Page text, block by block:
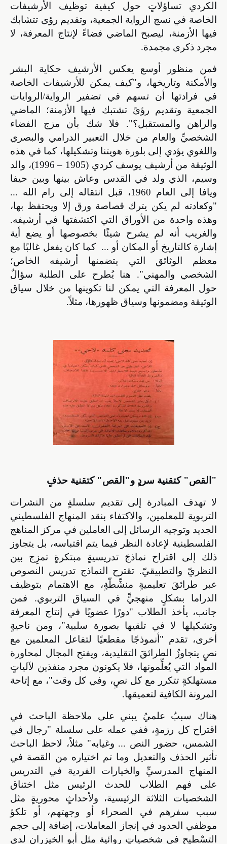
الكردي تساؤلاتٍ حول كيفية توظيف الأرشيفات
الخاصة في نسج الرواية الجمعية، وتقديم رؤى تتشابك
فيها الأزمنة، ليصبح الماضي فضاءً لإنتاج المعرفة، لا
مجرد ذكرى مجمدة.
فمن منظور أوسع يعكس الأرشيف حكاية البشر
والأمكنة وتاريخها، و"كيف يمكن للأرشيفات الخاصة
في فرادتها أن تسهم في تضفير الرواية/الروايات
الجمعية وتقديم رؤىً تشتبك فيها الأزمنة؛ الماضي
والراهن والمستقبل؟". فلا شك بأن مزج الفضاء
الشخصيِّ والعام من خلال التعبير الدرامي والبصري
واللغوي يؤدي إلى بلورة هويتنا وتشكيلها، كما في هذه
الوثيقة من أرشيف ي
وسف كردي (1905 – 1996)، والد
وسيم، الذي ولد في القدس وعاش بينها وبين حيفا
ويافا إلى العام 1960، قبل انتقاله إلى رام الله ...
"وكعادته لم يكن يترك قصاصة ورق إلا ويحتفظ بها،
وهذه واحدة من الأوراق التي اكتشفتها في أرشيفه.
والغريب أنه لم يشرح شيئًا بخصوصها أو يضع أية
إشارة كالتاريخ أو المكان أو ... كما كان يفعل غالبًا مع
معظم الوثائق التي يتضمنها أرشيفه الخاص؛
الشخصي والمهني". هنا يُطرح على الطلبة سؤالٌ
حول المعرفة التي يمكن لنا تكوينها من خلال سياق
الوثيقة ومضمونها وسياق ظهورها، مثلاً.
"القص" كتقنية سردٍ و"القص" كتقنية حذفٍ
لا تهدف المبادرة إلى تقديم سلسلةٍ من النشرات
التربوية للمعلمين، والاكتفاء بنقد المنهاج الفلسطيني
الجديد وتوجيه الرسائل إلى العاملين في مركز المناهج
الفلسطينية لإعادة النظر فيما يتم اقتباسه، بل يتجاوز
ذلك إلى اقتراح نماذجَ تدريسيةٍ مبتكرةٍ تمزِج بين
النظريّ والتطبيقيّ. تقترح النماذج تدريس النصوص
عبر طرائقَ تعليميةٍ منشِّطّةٍ، مع الاهتمام بتوظيف
الدراما بشكلٍ منهجيٍّ في السياق التربوي. فمن
جانب، يأخذ الطلاب "دورًا عضويًا في إنتاج المعرفة
وتشكيلها لا في تلقيها بصورة سلبية"، ومن ناحيةٍ
أخرى، تقدم "أنموذجًا مقطعيًا لتفاعل المعلمين مع
نصٍ يتجاوزُ الطرائقَ التقليدية، ويفتح المجال لمحاورة
المواد التي يُعلِّمونها، فلا يكونون مجرد منفذين لآلياتٍ
مستهلكةٍ تتكرر مع كل نصٍ، وفي كل وقت"، مع إتاحة
المرونة الكافية لتعميقها.
هناك سببٌ علميُ يبني على ملاحظة الباحث في
اقتراح كل رزمةٍ، ففي عمله على سلسلة "رجال في
الشمس، حضور النص ... وغيابه" مثلاً، لاحظ الباحث
تأثير الحذف والتعديل وما تم اختياره من القصة في
المنهاج المدرسيِّ والخيارات الفردية في التدريس
على فهم الطلاب للحدث الرئيس مثل اختناق
الشخصيات الثلاثة الرئيسية، ولأحداثٍ محوريةٍ مثل
سبب سفرهم في الصحراء أو وجهتهم، أو تلكؤ
موظفي الحدود في إنجاز المعاملات، إضافة إلى حجم
التسْطيحِ في شخصياتٍ روائية مثل أبو الخيزران لدي